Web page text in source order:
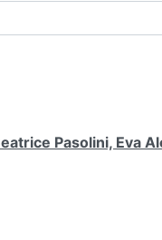
Pasolini, Eva